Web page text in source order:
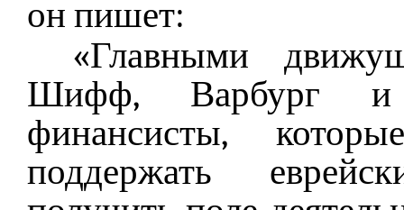
он пишет:
«Главными
Шифф, Варбург и
финансисты,
поддержать